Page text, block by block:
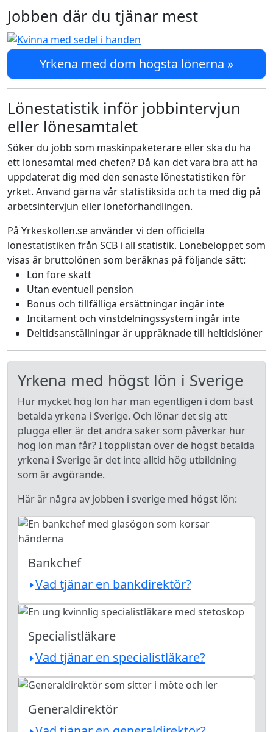
Jobben där du tjänar mest
Yrkena med dom högsta lönerna »
Lönestatistik inför jobbintervjun
eller lönesamtalet
Söker du jobb som maskinpaketerare eller ska du ha
ett lönesamtal med chefen? Då kan det vara bra att ha
uppdaterat dig med den senaste lönestatistiken för
yrket. Använd gärna vår statistiksida och ta med dig på
arbetsintervjun eller löneförhandlingen.
På Yrkeskollen.se använder vi den officiella
lönestatistiken från SCB i all statistik. Lönebeloppet som
visas är bruttolönen som beräknas på följande sätt:
Lön före skatt
Utan eventuell pension
Bonus och tillfälliga ersättningar ingår inte
Incitament och vinstdelningssystem ingår inte
Deltidsanställningar är uppräknade till heltidslöner
Yrkena med högst lön i Sverige
Hur mycket hög lön har man egentligen i dom bäst
betalda yrkena i Sverige. Och lönar det sig att
plugga eller är det andra saker som påverkar hur
hög lön man får? I topplistan över de högst betalda
yrkena i Sverige är det inte alltid hög utbildning
som är avgörande.
Här är några av jobben i sverige med högst lön:
Bankchef
Vad tjänar en bankdirektör?
Specialistläkare
Vad tjänar en specialistläkare?
Generaldirektör